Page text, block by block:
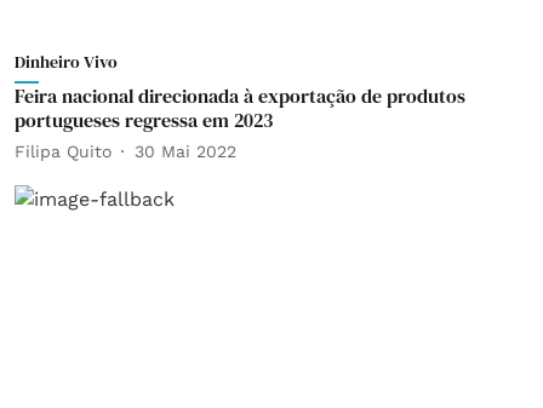
Dinheiro Vivo
Feira nacional direcionada à exportação de produtos
portugueses regressa em 2023
Filipa Quito 30 Mai 2022